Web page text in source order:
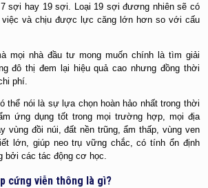
sợi hay 19 sợi. Loại 19 sợi đương nhiên sẽ có
việc và chịu được lực căng lớn hơn so với cấu
mọi nhà đầu tư mong muốn chính là tìm giải
đô thị đem lại hiệu quả cao nhưng đồng thời
phí.
thể nói là sự lựa chọn hoàn hảo nhất trong thời
ứng dụng tốt trong mọi trường hợp, mọi địa
vùng đồi núi, đất nền trũng, ẩm thấp, vùng ven
lớn, giúp neo trụ vững chắc, có tính ổn định
bởi các tác động cơ học.
cứng viễn thông là gì?